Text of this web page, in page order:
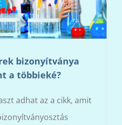
bizonyítványa
a többieké?
adhat az a cikk, amit